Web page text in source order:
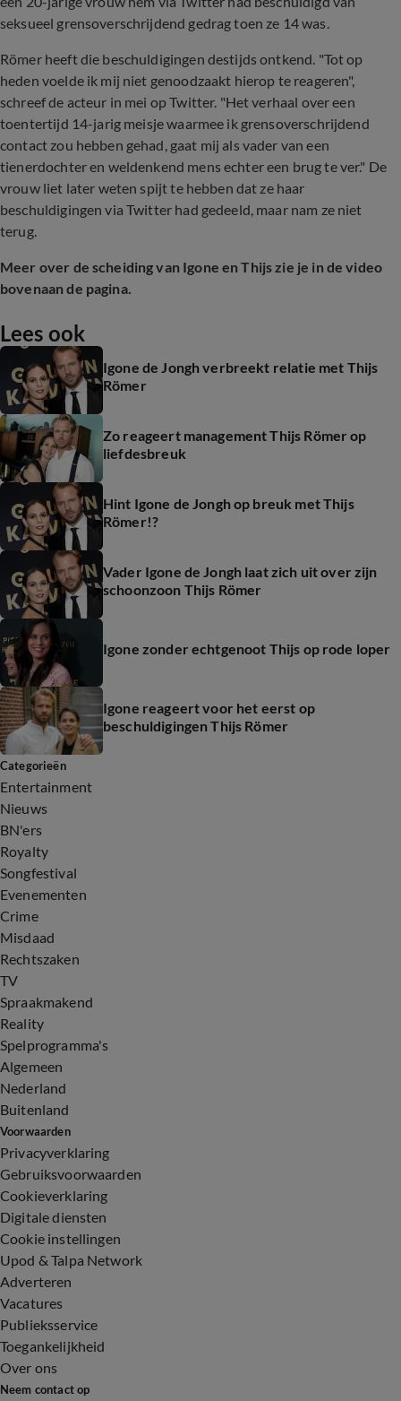
seksueel grensoverschrijdend gedrag toen ze 14 was.
Römer heeft die beschuldigingen destijds ontkend. "Tot op
heden voelde ik mij niet genoodzaakt hierop te reageren",
schreef de acteur in mei op Twitter. "Het verhaal over een
toentertijd 14-jarig meisje waarmee ik grensoverschrijdend
contact zou hebben gehad, gaat mij als vader van een
tienerdochter en weldenkend mens echter een brug te ver." De
vrouw liet later weten spijt te hebben dat ze haar
beschuldigingen via Twitter had gedeeld, maar nam ze niet
terug.
Meer over de scheiding van Igone en Thijs zie je in de video
bovenaan de pagina.
Lees ook
Igone de Jongh verbreekt relatie met Thijs
Römer
Zo reageert management Thijs Römer op
liefdesbreuk
Hint Igone de Jongh op breuk met Thijs
Römer!?
Vader Igone de Jongh laat zich uit over zijn
schoonzoon Thijs Römer
Igone zonder echtgenoot Thijs op rode loper
Igone reageert voor het eerst op
beschuldigingen Thijs Römer
Categorieën
Entertainment
Nieuws
BN'ers
Royalty
Songfestival
Evenementen
Crime
Misdaad
Rechtszaken
TV
Spraakmakend
Reality
Spelprogramma's
Algemeen
Nederland
Buitenland
Voorwaarden
Privacyverklaring
Gebruiksvoorwaarden
Cookieverklaring
Digitale diensten
Cookie instellingen
Upod & Talpa Network
Adverteren
Vacatures
Publieksservice
Toegankelijkheid
Over ons
Neem contact op